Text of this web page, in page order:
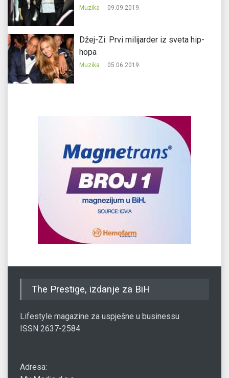
Muzika 09.09.2019.
Džej-Zi: Prvi milijarder iz sveta hip-
hopa
Muzika 05.06.2019.
The Prestige, izdanje za BiH
Lifestyle magazine za uspješne u businessu
ISSN 2637-2584
Adresa: